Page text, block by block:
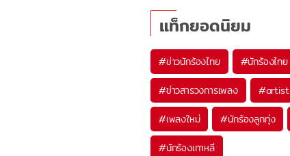
แท็กยอดนิยม
#ข่าวนักร้องไทย #นักร้องไทย
#ข่าวสารวงการเพลง #artist
#เพลงใหม่ #นักร้องลูกทุ่ง
#นักร้องเกาหลี